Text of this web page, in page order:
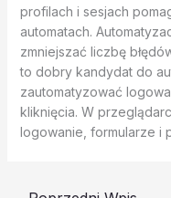
profilach i sesjach
automatach.
zmniejszać liczbę
to dobry kandydat do
zautomatyzować
kliknięcia. W
logowanie, formularze i